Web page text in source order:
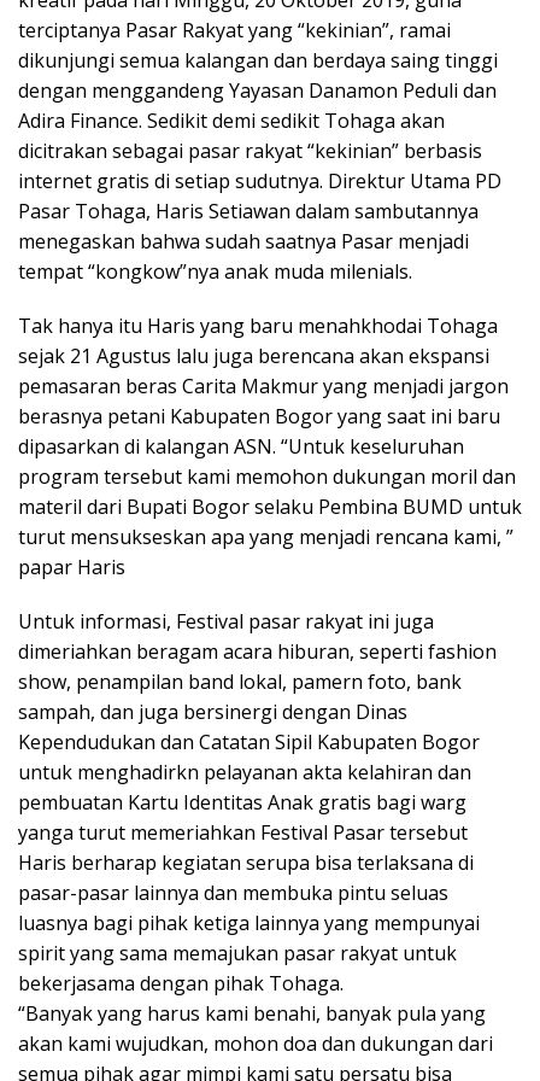
terciptanya Pasar Rakyat yang “kekinian”, ramai
dikunjungi semua kalangan dan berdaya saing tinggi
dengan menggandeng Yayasan Danamon Peduli dan
Adira Finance. Sedikit demi sedikit Tohaga akan
dicitrakan sebagai pasar rakyat “kekinian” berbasis
internet gratis di setiap sudutnya. Direktur Utama PD
Pasar Tohaga, Haris Setiawan dalam sambutannya
menegaskan bahwa sudah saatnya Pasar menjadi
tempat “kongkow”nya anak muda milenials.
Tak hanya itu Haris yang baru menahkhodai Tohaga
sejak 21 Agustus lalu juga berencana akan ekspansi
pemasaran beras Carita Makmur yang menjadi jargon
berasnya petani Kabupaten Bogor yang saat ini baru
dipasarkan di kalangan ASN. “Untuk keseluruhan
program tersebut kami memohon dukungan moril dan
materil dari Bupati Bogor selaku Pembina BUMD untuk
turut mensukseskan apa yang menjadi rencana kami, ”
papar Haris
Untuk informasi, Festival pasar rakyat ini juga
dimeriahkan beragam acara hiburan, seperti fashion
show, penampilan band lokal, pamern foto, bank
sampah, dan juga bersinergi dengan Dinas
Kependudukan dan Catatan Sipil Kabupaten Bogor
untuk menghadirkn pelayanan akta kelahiran dan
pembuatan Kartu Identitas Anak gratis bagi warg
yanga turut memeriahkan Festival Pasar tersebut
Haris berharap kegiatan serupa bisa terlaksana di
pasar-pasar lainnya dan membuka pintu seluas
luasnya bagi pihak ketiga lainnya yang mempunyai
spirit yang sama memajukan pasar rakyat untuk
bekerjasama dengan pihak Tohaga.
“Banyak yang harus kami benahi, banyak pula yang
akan kami wujudkan, mohon doa dan dukungan dari
semua pihak agar mimpi kami satu persatu bisa